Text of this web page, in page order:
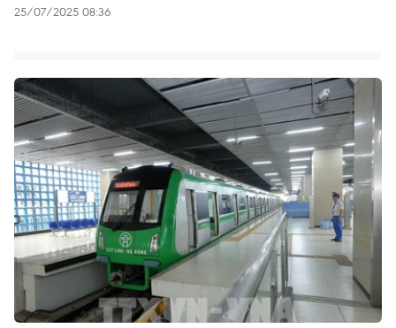
25/07/2025 08:36